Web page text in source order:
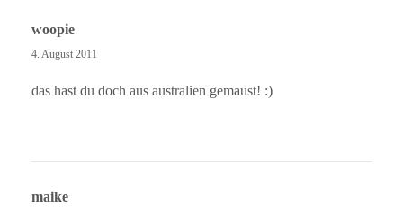
woopie
4. August 2011
das hast du doch aus australien gemaust! :)
maike